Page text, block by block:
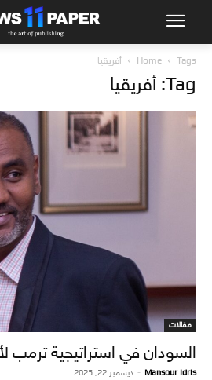
Home Tags أفريقيا
Tag: أفريقيا
مقالات
السودان في استراتيجية ترمب
Mansour Idris
- ديسمبر 22, 2025